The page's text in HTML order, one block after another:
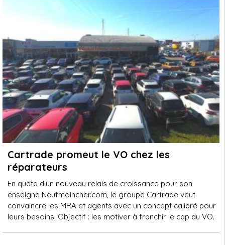
Cartrade promeut le VO chez les
réparateurs
En quête d’un nouveau relais de croissance pour son
enseigne Neufmoincher.com, le groupe Cartrade veut
convaincre les MRA et agents avec un concept calibré pour
leurs besoins. Objectif : les motiver à franchir le cap du VO.